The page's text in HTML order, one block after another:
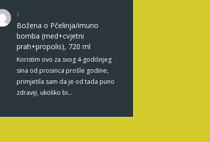
Božena o Pčelinja/imuno
bomba (med+cvjetni
prah+propolis), 720 ml
Koristim ovo za svog 4-godišnjeg
sina od prosinca prošle godine,
primjetila sam da je od tada puno
zdraviji, ukoliko bi…